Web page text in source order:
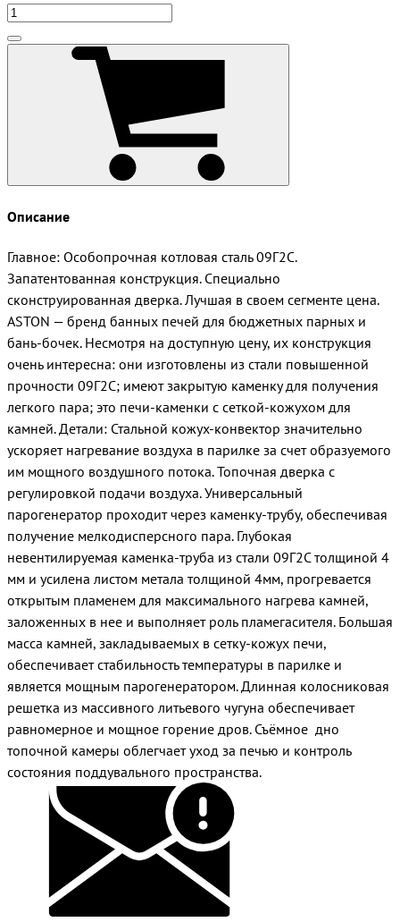
Описание
Главное: Особопрочная котловая сталь 09Г2С.
Запатентованная конструкция. Специально
сконструированная дверка. Лучшая в своем сегменте цена.
ASTON — бренд банных печей для бюджетных парных и
бань-бочек. Несмотря на доступную цену, их конструкция
очень интересна: они изготовлены из стали повышенной
прочности 09Г2С; имеют закрытую каменку для получения
легкого пара; это печи-каменки с сеткой-кожухом для
камней. Детали: Стальной кожух-конвектор значительно
ускоряет нагревание воздуха в парилке за счет образуемого
им мощного воздушного потока. Топочная дверка с
регулировкой подачи воздуха. Универсальный
парогенератор проходит через каменку-трубу, обеспечивая
получение мелкодисперсного пара. Глубокая
невентилируемая каменка-труба из стали 09Г2С толщиной 4
мм и усилена листом метала толщиной 4мм, прогревается
открытым пламенем для максимального нагрева камней,
заложенных в нее и выполняет роль пламегасителя. Большая
масса камней, закладываемых в сетку-кожух печи,
обеспечивает стабильность температуры в парилке и
является мощным парогенератором. Длинная колосниковая
решетка из массивного литьевого чугуна обеспечивает
равномерное и мощное горение дров. Съёмное дно
топочной камеры облегчает уход за печью и контроль
состояния поддувального пространства.